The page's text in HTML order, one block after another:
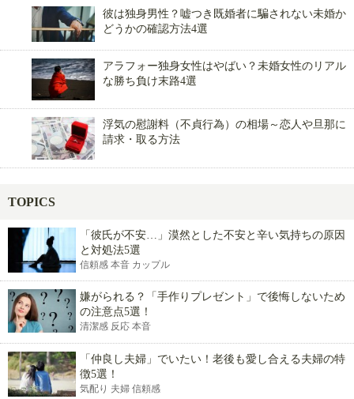
彼は独身男性？嘘つき既婚者に騙されない未婚か
どうかの確認方法4選
アラフォー独身女性はやばい？未婚女性のリアル
な勝ち負け末路4選
浮気の慰謝料（不貞行為）の相場～恋人や旦那に
請求・取る方法
TOPICS
「彼氏が不安…」漠然とした不安と辛い気持ちの原因
と対処法5選
信頼感 本音 カップル
嫌がられる？「手作りプレゼント」で後悔しないため
の注意点5選！
清潔感 反応 本音
「仲良し夫婦」でいたい！老後も愛し合える夫婦の特
徴5選！
気配り 夫婦 信頼感